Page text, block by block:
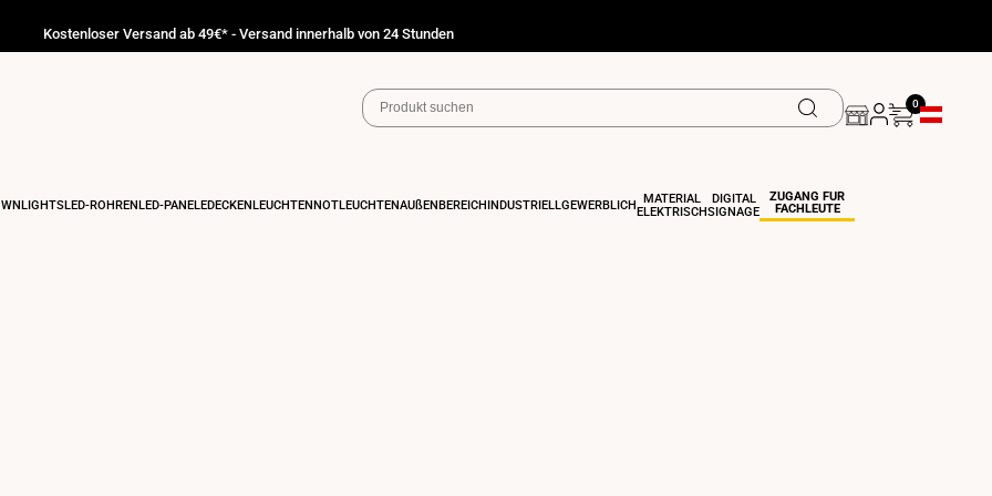
Kostenloser Versand ab 49€* - Versand innerhalb von 24 Stunden
0
LED-RÖHRENLED-PANELEDECKENLEUCHTENNOTLEUCHTENAUßENBEREICHINDUSTRIELL GEWERBLICH MATERIAL
ELEKTRISCH
DIGITAL
SIGNAGE
ZUGANG FÜR
FACHLEUTE